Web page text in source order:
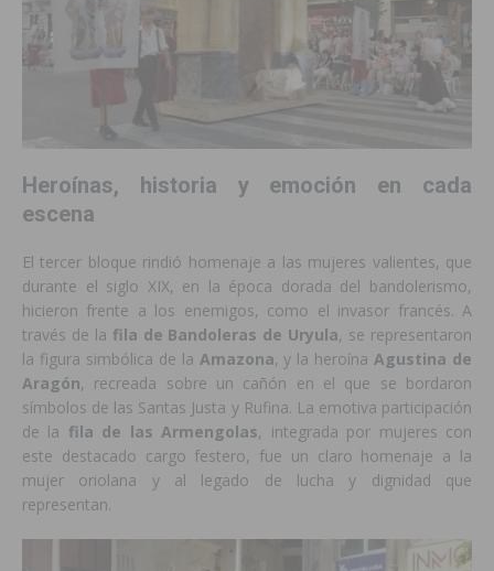
Heroínas, historia y emoción en cada
escena
El tercer bloque rindió homenaje a las mujeres valientes, que
durante el siglo XIX, en la época dorada del bandolerismo,
hicieron frente a los enemigos, como el invasor francés. A
través de la fila de Bandoleras de Uryula, se representaron
la figura simbólica de la Amazona, y la heroínaAgustina de
Aragón, recreada sobre un cañón en el que se bordaron
símbolos de las Santas Justa y Rufina. La emotiva participación
de la fila de las Armengolas, integrada por mujeres con
este destacado cargo festero, fue un claro homenaje a la
mujer oriolana y al legado de lucha y dignidad que
representan.